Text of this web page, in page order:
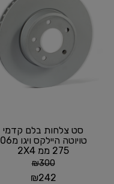
סט צלחות בלם קדמי
טויוטה היילקס ויגו מ06
275 ממ 2X4
₪300
₪242